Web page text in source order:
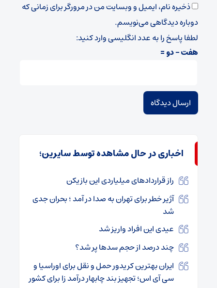
ذخیره نام، ایمیل و وبسایت من در مرورگر برای زمانی که
دوباره دیدگاهی می‌نویسم.
لطفا پاسخ را به عدد انگلیسی وارد کنید:
هفت − دو =
اخباری در حال مشاهده توسط سایرین؛
راز قراردادهای میلیاردی این بازیکن
آژیر خطر برای تهران به صدا در آمد ؛ بحران جدی
شد
عیدی این افراد واریز شد
چند درصد از حجم سدها پر شد؟
ایران بهترین کریدور حمل و نقل برای اوراسیا و
سی آی اس؛ تجهیز بند چابهار درآمد زا برای کشور